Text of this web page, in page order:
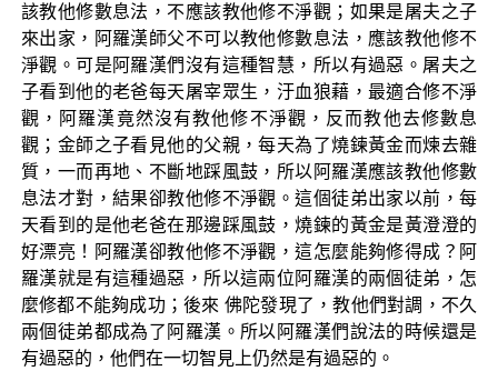
該教他修數息法，不應該教他修不淨觀；如果是屠夫之子
來出家，阿羅漢師父不可以教他修數息法，應該教他修不
淨觀。可是阿羅漢們沒有這種智慧，所以有過惡。屠夫之
子看到他的老爸每天屠宰眾生，汙血狼藉，最適合修不淨
觀，阿羅漢竟然沒有教他修不淨觀，反而教他去修數息
觀；金師之子看見他的父親，每天為了燒鍊黃金而煉去雜
質，一而再地、不斷地踩風鼓，所以阿羅漢應該教他修數
息法才對，結果卻教他修不淨觀。這個徒弟出家以前，每
天看到的是他老爸在那邊踩風鼓，燒鍊的黃金是黃澄澄的
好漂亮！阿羅漢卻教他修不淨觀，這怎麼能夠修得成？阿
羅漢就是有這種過惡，所以這兩位阿羅漢的兩個徒弟，怎
麼修都不能夠成功；後來 佛陀發現了，教他們對調，不久
兩個徒弟都成為了阿羅漢。所以阿羅漢們說法的時候還是
有過惡的，他們在一切智見上仍然是有過惡的。